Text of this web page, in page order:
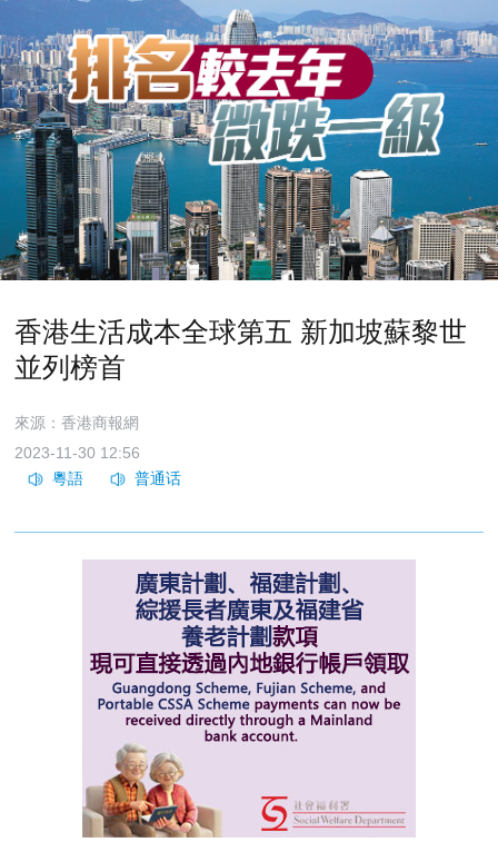
香港生活成本全球第五 新加坡蘇黎世
並列榜首
來源：香港商報網
2023-11-30 12:56